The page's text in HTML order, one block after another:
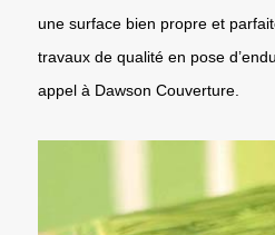
une surface bien propre et
travaux de qualité en pose
appel à Dawson Couverture.